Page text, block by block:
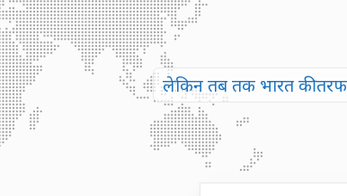
लेकिन तब तक भारत की